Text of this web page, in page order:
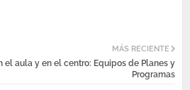
MÁS RECIENTE
el aula y en el centro: Equipos de Planes y
Programas